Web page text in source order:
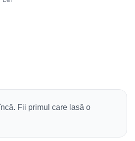
Fii primul care lasă o